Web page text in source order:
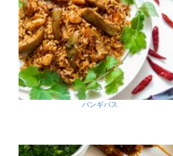
バンギバス